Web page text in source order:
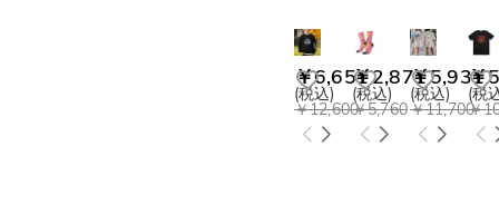
￥6,651
(税込)
￥12,600
￥2,871
(税込)
￥5,760
￥5,931
(税込)
￥11,700
￥
(税
￥